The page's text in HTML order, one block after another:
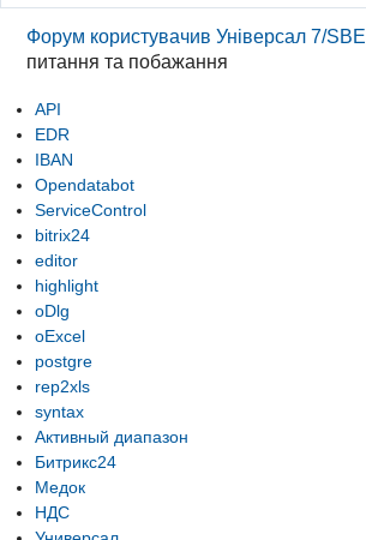
Форум користувачив Універсал 7/SBE
питання та побажання
API
EDR
IBAN
Opendatabot
ServiceControl
bitrix24
editor
highlight
oDlg
oExcel
postgre
rep2xls
syntax
Активный диапазон
Битрикс24
Медок
НДС